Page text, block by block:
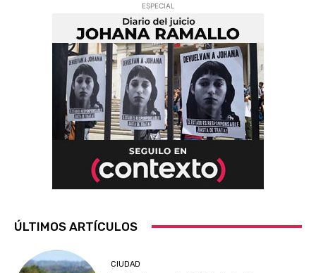
ESPECIAL
ÚLTIMOS ARTÍCULOS
CIUDAD